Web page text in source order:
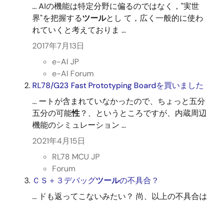
... AIの機能は特定分野に偏るのではなく，"実世
界"を把握するツールとし て，広く一般的に使わ
れていくと考えておりま ...
2017年7月13日
e-AI JP
e-AI Forum
RL78/G23 Fast Prototyping Boardを買いました
... ートが含まれていなかったので、ちょっと五分
五分の可能性？、というところですが、内蔵周辺
機能のシミュレーション ...
2021年4月15日
RL78 MCU JP
Forum
ＣＳ＋３デバッグツールの不具合？
... ドも返ってこないみたい？ 尚、以上の不具合は